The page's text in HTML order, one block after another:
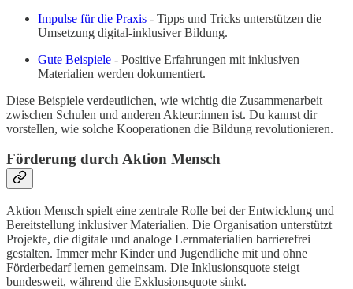
Impulse für die Praxis - Tipps und Tricks unterstützen die
Umsetzung digital-inklusiver Bildung.
Gute Beispiele - Positive Erfahrungen mit inklusiven
Materialien werden dokumentiert.
Diese Beispiele verdeutlichen, wie wichtig die Zusammenarbeit
zwischen Schulen und anderen Akteur:innen ist. Du kannst dir
vorstellen, wie solche Kooperationen die Bildung revolutionieren.
Förderung durch Aktion Mensch
Aktion Mensch spielt eine zentrale Rolle bei der Entwicklung und
Bereitstellung inklusiver Materialien. Die Organisation unterstützt
Projekte, die digitale und analoge Lernmaterialien barrierefrei
gestalten. Immer mehr Kinder und Jugendliche mit und ohne
Förderbedarf lernen gemeinsam. Die Inklusionsquote steigt
bundesweit, während die Exklusionsquote sinkt.